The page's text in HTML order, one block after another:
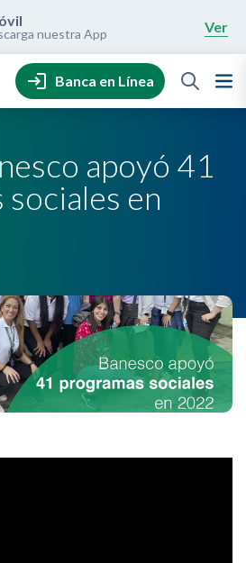
nuestra App Ver
Banca en Línea
apoyó 41
en